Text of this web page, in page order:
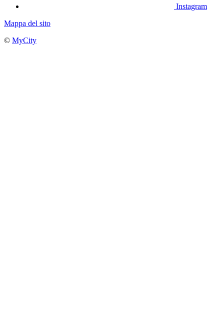
Instagram
Mappa del sito
© MyCity